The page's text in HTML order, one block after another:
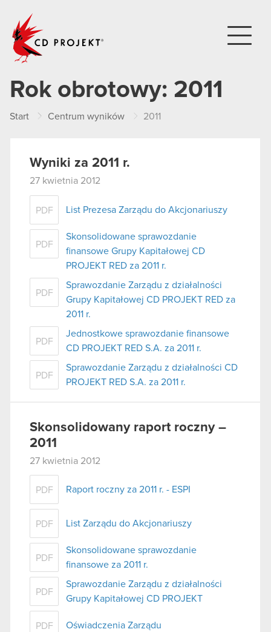
Rok obrotowy: 2011
Start Centrum wyników 2011
Wyniki za 2011 r.
27 kwietnia 2012
PDF List Prezesa Zarządu do Akcjonariuszy
PDF
Skonsolidowane sprawozdanie
finansowe Grupy Kapitałowej CD
PROJEKT RED za 2011 r.
PDF
Sprawozdanie Zarządu z działalności
Grupy Kapitałowej CD PROJEKT RED za
2011 r.
PDF
Jednostkowe sprawozdanie finansowe
CD PROJEKT RED S.A. za 2011 r.
PDF
Sprawozdanie Zarządu z działalności CD
PROJEKT RED S.A. za 2011 r.
Skonsolidowany raport roczny –
2011
27 kwietnia 2012
PDF Raport roczny za 2011 r. - ESPI
PDF List Zarządu do Akcjonariuszy
PDF
Skonsolidowane sprawozdanie
finansowe za 2011 r.
PDF
Sprawozdanie Zarządu z działalności
Grupy Kapitałowej CD PROJEKT
PDF Oświadczenia Zarządu